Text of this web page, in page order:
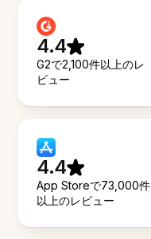
4.4
G2で2,100件以上のレ
ビュー
4.4
App Storeで73,000件
以上のレビュー